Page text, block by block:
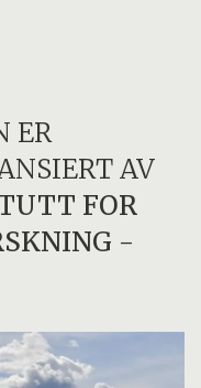
ER
AV
FOR
-